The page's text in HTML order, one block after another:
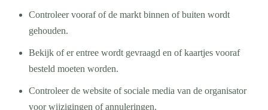
Controleer vooraf of de markt binnen of buiten wordt
gehouden.
Bekijk of er entree wordt gevraagd en of kaartjes vooraf
besteld moeten worden.
Controleer de website of sociale media van de organisator
voor wijzigingen of annuleringen.